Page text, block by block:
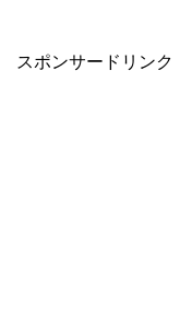
スポンサードリンク